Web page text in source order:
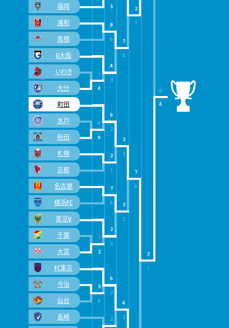
2
1
7
4
5
8
6
4
3
福岡
浦和
鳥栖
G大阪
1
いわき
4
大分
2
1
7
6
3
2
3
2
4
2
6
2
2
1
7
6
2
2
6
2
2
町田
4
水戸
6
秋田
札幌
京都
名古屋
横浜FC
東京V
1
千葉
2
大宮
FC東京
5
今治
4
仙台
長崎
0
4